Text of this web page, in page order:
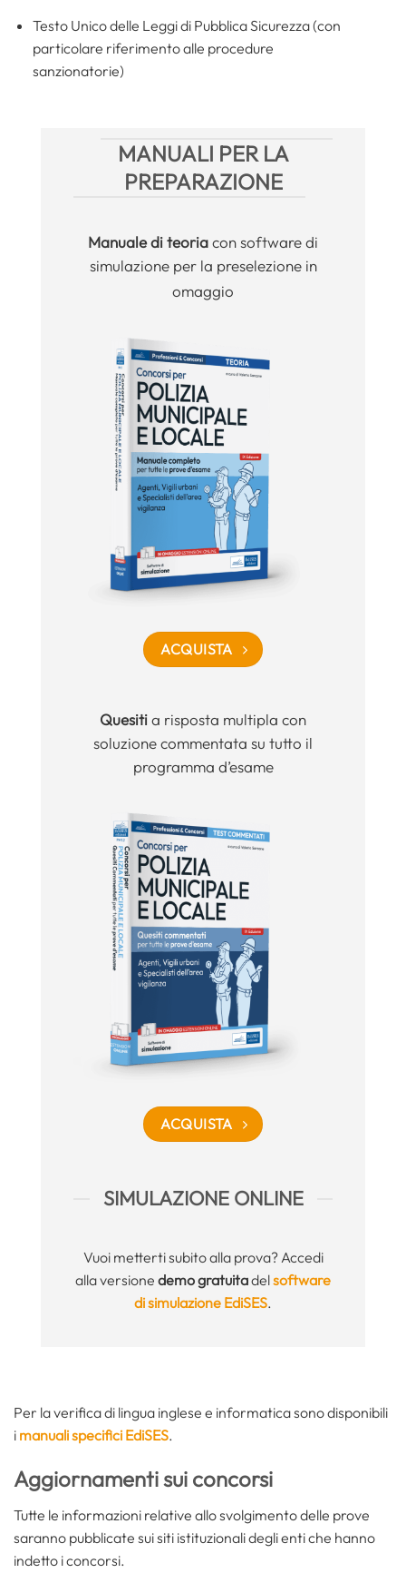
Testo Unico delle Leggi di Pubblica Sicurezza (con
particolare riferimento alle procedure
sanzionatorie)
MANUALI PER LA
PREPARAZIONE
Manualedi teoriacon software di
simulazione per la preselezione in
omaggio
ACQUISTA
Quesitia risposta multipla con
soluzione commentata su tutto il
programma d’esame
ACQUISTA
SIMULAZIONE ONLINE
Vuoi metterti subito alla prova? Accedi
alla versione demo gratuitadelsoftware
di simulazione EdiSES.
Per la verifica di lingua inglese e informatica sono disponibili
i manuali specifici EdiSES.
Aggiornamenti sui concorsi
Tutte le informazioni relative allo svolgimento delle prove
saranno pubblicate sui siti istituzionali degli enti che hanno
indetto i concorsi.